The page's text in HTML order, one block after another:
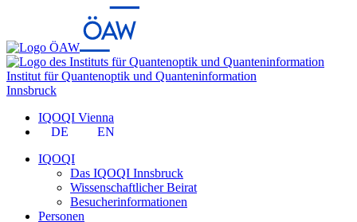
Institut für Quantenoptik und Quanteninformation
Innsbruck
IQOQI Vienna
DE
EN
IQOQI
Das IQOQI Innsbruck
Wissenschaftlicher Beirat
Besucherinformationen
Personen